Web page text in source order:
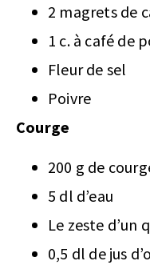
2 magrets de
1 c. à café de
Fleur de sel
Poivre
Courge
200 g de
5 dl d’eau
Le zeste d’un
0,5 dl de jus